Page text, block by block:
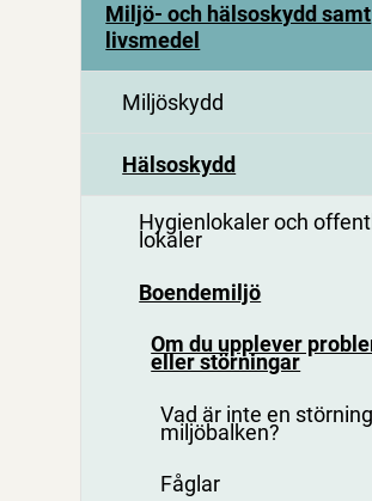
Miljö- och hälsoskydd samt
livsmedel
Miljöskydd
Hälsoskydd
Hygienlokaler och
lokaler
Boendemiljö
Om du upplever
eller störningar
Vad är inte en
miljöbalken?
Fåglar